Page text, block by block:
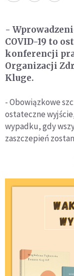
-
COVID-19 to
konferencji
Organizacji
Kluge.
- Obowiązkowe
ostateczne
wypadku, gdy
zaszczepień